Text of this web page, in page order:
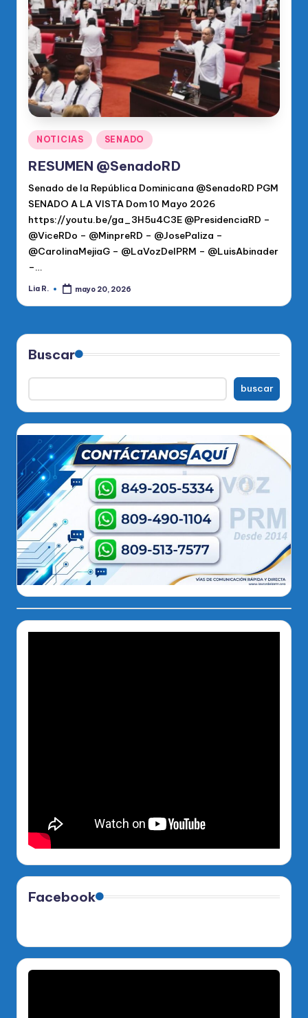
di
c
o
O
fi
ci
al
d
el
P
R
M
Publicado
en
NOTICIAS SENADO
RESUMEN @SenadoRD
Senado de la República Dominicana @SenadoRD PGM
SENADO A LA VISTA Dom 10 Mayo 2026
https://youtu.be/ga_3H5u4C3E @PresidenciaRD –
@ViceRDo – @MinpreRD – @JosePaliza –
@CarolinaMejiaG – @LaVozDelPRM – @LuisAbinader
–…
Publicado
Lia R. mayo 20, 2026
Buscar
buscar
Facebook